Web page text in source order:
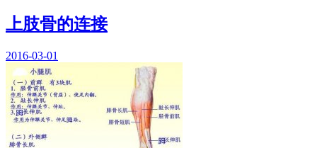
上肢骨的连接
2016-03-01